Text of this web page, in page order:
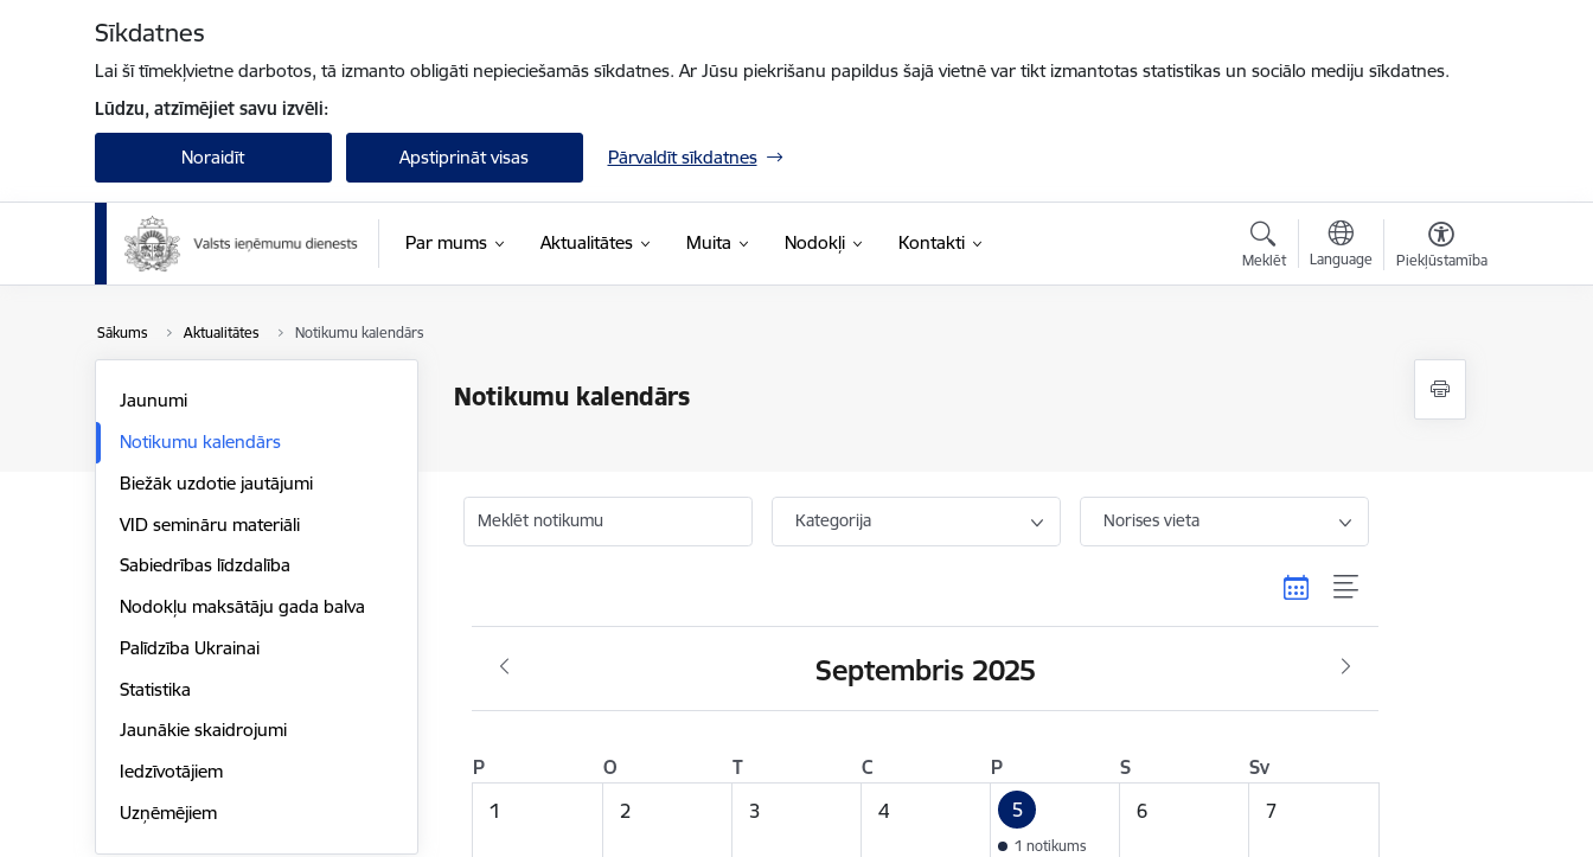
Sīkdatnes
Lai šī tīmekļvietne darbotos, tā izmanto obligāti nepieciešamās sīkdatnes. Ar Jūsu piekrišanu papildus šajā vietnē var tikt izmantotas statistikas un sociālo mediju sīkdatnes.
Lūdzu, atzīmējiet savu izvēli:
Noraidīt Apstiprināt visas Pārvaldīt sīkdatnes
Par mums Aktualitātes Muita Nodokļi Kontakti
Meklēt Language Piekļūstamība
Sākums Aktualitātes Notikumu kalendārs
Notikumu kalendārs
Jaunumi
Notikumu kalendārs
Biežāk uzdotie jautājumi
VID semināru materiāli
Sabiedrības līdzdalība
Nodokļu maksātāju gada balva
Palīdzība Ukrainai
Statistika
Jaunākie skaidrojumi
Iedzīvotājiem
Uzņēmējiem
Meklēt notikumu Kategorija Norises vieta
Septembris 2025
P O T C P S
Sv
1
2 3 4 5
1 notikums
6 7